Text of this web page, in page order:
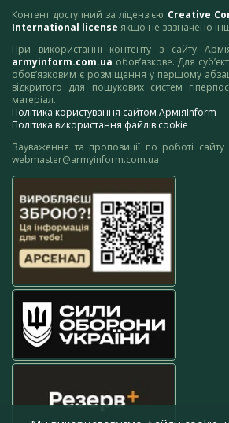
Контент доступний за ліцензією Creative
International license якщо не зазначено
При використанні контенту з сайту
armyinform.com.ua обов’язкове. Для
обов’язковим є розміщення у першому
відкритого для пошукових систем
матеріал.
Політика користування сайтом АрміяInform
Політика використання файлів cookie
Зауваження та пропозиції по роботі
webmaster@armyinform.com.ua